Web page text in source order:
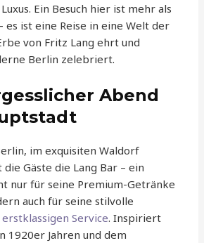
Ein Besuch hier ist mehr als
es ist eine Reise in eine Welt der
von Fritz Lang ehrt und
Berlin zelebriert.
Abend
im exquisiten Waldorf
Gäste die Lang Bar – ein
nur für seine Premium-Getränke
auch für seine stilvolle
erstklassigen Service. Inspiriert
1920er Jahren und dem